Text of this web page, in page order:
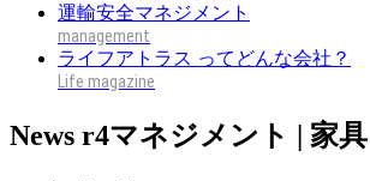
運輸安全マネジメント
ライフアトラス ってどんな会社？
News r4マネジメント | 家